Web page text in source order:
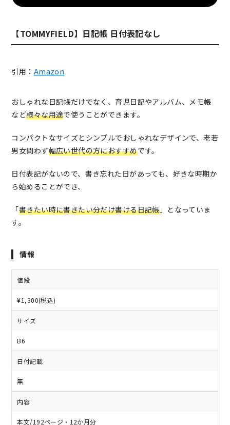
【TOMMYFIELD】日記帳 日付表記なし
引用： Amazon
おしゃれな日記帳だけでなく、育児日記やアルバム、メモ帳
など様々な用途で使うことができます。
コンパクトなサイズとシンプルでおしゃれなデザインで、老若
男女問わず幅広い世代の方におすすめです。
日付表記がないので、書き忘れた日があっても、好きな時期か
ら始めることができ、
「書きたい時に書きたい分だけ書ける日記帳」となっていま
す。
情報
値段
¥1,300(税込)
サイズ
B6
日付記載
無
内容
本文/192ページ・12か月分